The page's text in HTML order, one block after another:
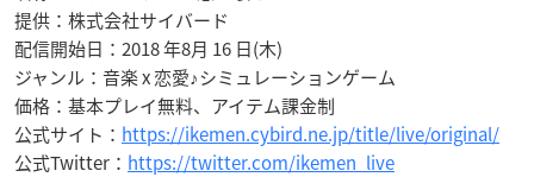
提供：株式会社サイバード
配信開始日：2018 年8月 16 日(木)
ジャンル：音楽 x 恋愛♪シミュレーションゲーム
価格：基本プレイ無料、アイテム課金制
公式サイト： https://ikemen.cybird.ne.jp/title/live/original/
公式Twitter： https://twitter.com/ikemen_live